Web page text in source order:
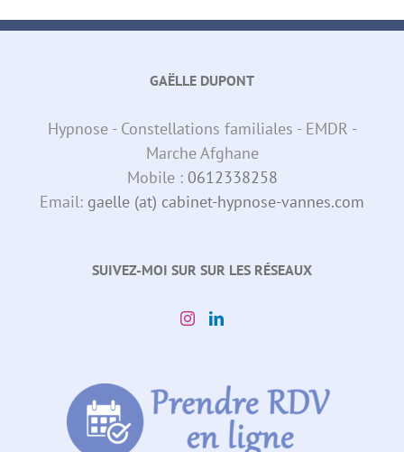
GAËLLE DUPONT
Hypnose - Constellations familiales - EMDR -
Marche Afghane
Mobile : 0612338258
Email: gaelle (at) cabinet-hypnose-vannes.com
SUIVEZ-MOI SUR SUR LES RÉSEAUX